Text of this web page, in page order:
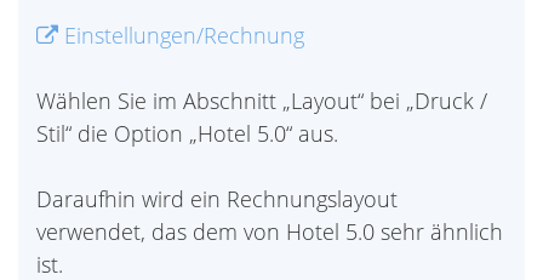
Einstellungen/Rechnung
Wählen Sie im Abschnitt „Layout“ bei „Druck /
Stil“ die Option „Hotel 5.0“ aus.
Daraufhin wird ein Rechnungslayout
verwendet, das dem von Hotel 5.0 sehr ähnlich
ist.